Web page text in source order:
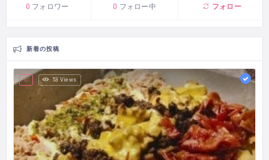
0 フォロワー 0 フォロー中 フォロー
新着の投稿
53 Views